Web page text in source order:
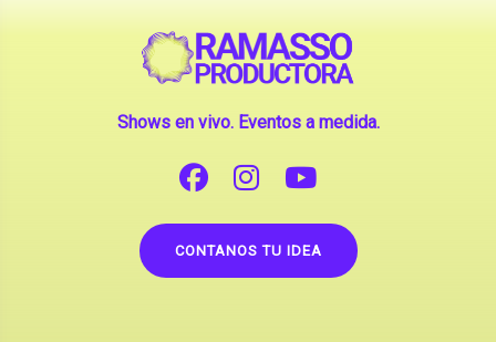
Shows en vivo. Eventos a medida.
CONTANOS TU IDEA